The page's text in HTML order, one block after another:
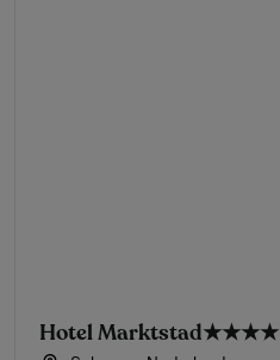
Hotel Marktstad★★★★